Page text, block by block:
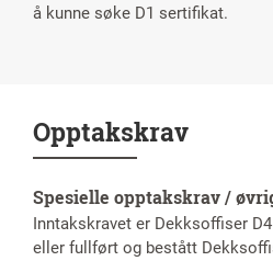
å kunne søke D1 sertifikat.
Opptakskrav
Spesielle opptakskrav /
Inntakskravet er Dekksoffiser
eller fullført og bestått